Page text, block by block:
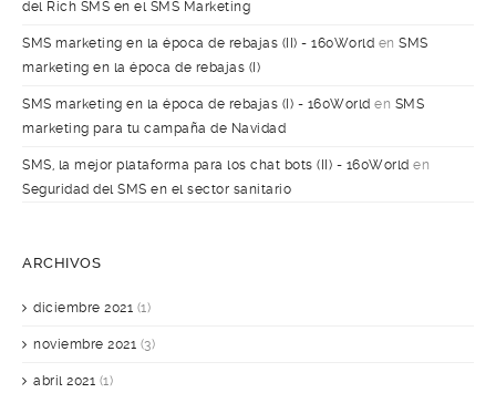
del Rich SMS en el SMS Marketing
SMS marketing en la época de rebajas (II) - 160World en SMS
marketing en la época de rebajas (I)
SMS marketing en la época de rebajas (I) - 160World en SMS
marketing para tu campaña de Navidad
SMS, la mejor plataforma para los chat bots (II) - 160World en
Seguridad del SMS en el sector sanitario
ARCHIVOS
diciembre 2021 (1)
noviembre 2021 (3)
abril 2021 (1)